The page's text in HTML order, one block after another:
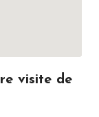
visite de